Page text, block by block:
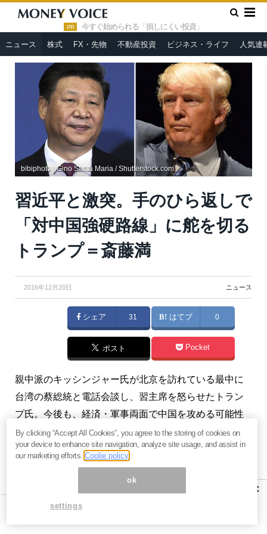
PR 今すぐ始められる「損しにくい投資」
ニュース 株式 FX・先物 不動産投資 ビジネス・ライフ 人気連
HOME » ニュース »
習近平と激突。手のひら返しで「対中国強
硬路線」に舵を切るトランプ＝斎藤満
bibiphoto | Gino Santa Maria / Shutterstock.com
習近平と激突。手のひら返しで
「対中国強硬路線」に舵を切る
トランプ＝斎藤満
2016年12月20日 ニュース
シェア 31 はてブ 0
ポスト Pocket
親中派のキッシンジャー氏が北京を訪れている最中に
台湾の蔡総統と電話会談し、習主席を怒らせたトラン
プ氏。今後も、経済・軍事両面で中国を攻める可能性
が高いでしょう。（『マンさんの経済あらかると』斎
藤満）
マンさんの経済あらかると
月19日号の抜粋です。ご興味を持たれた方はぜひこの
機会にバックナンバー含め
読をどうぞ。
×
By clicking “Accept All Cookies”, you agree to the storing of cookies on
your device to enhance site navigation, analyze site usage, and assist in
our marketing efforts.Coolie policy
ok
settings